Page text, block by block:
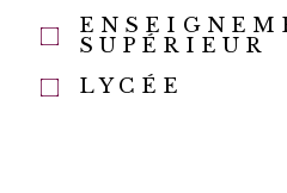
SUPÉRIEUR
LYCÉE